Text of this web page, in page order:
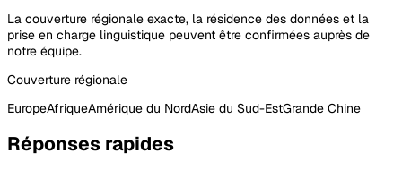
La couverture régionale exacte, la résidence des données et la
prise en charge linguistique peuvent être confirmées auprès de
notre équipe.
Couverture régionale
EuropeAfriqueAmérique du NordAsie du Sud-EstGrande Chine
Réponses rapides